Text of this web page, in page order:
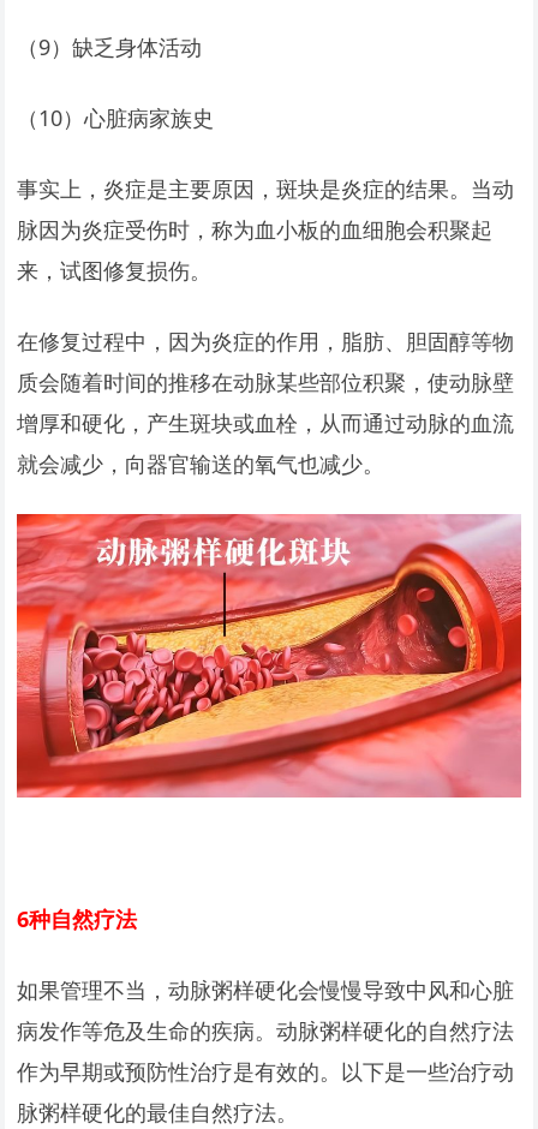
（9）缺乏身体活动
（10）心脏病家族史
事实上，炎症是主要原因，斑块是炎症的结果。当动
脉因为炎症受伤时，称为血小板的血细胞会积聚起
来，试图修复损伤。
在修复过程中，因为炎症的作用，脂肪、胆固醇等物
质会随着时间的推移在动脉某些部位积聚，使动脉壁
增厚和硬化，产生斑块或血栓，从而通过动脉的血流
就会减少，向器官输送的氧气也减少。
6种自然疗法
如果管理不当，动脉粥样硬化会慢慢导致中风和心脏
病发作等危及生命的疾病。动脉粥样硬化的自然疗法
作为早期或预防性治疗是有效的。以下是一些治疗动
脉粥样硬化的最佳自然疗法。